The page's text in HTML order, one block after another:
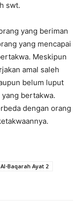
swt.
yang beriman
yang mencapai
Meskipun
amal saleh
belum luput
bertakwa.
dengan orang
Baqarah Ayat 2